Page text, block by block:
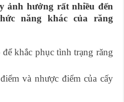
đánh răng bằng muối hàng ngày?
ảnh hưởng rất nhiều đến
năng khác của răng
khắc phục tình trạng răng
và nhược điểm của cấy